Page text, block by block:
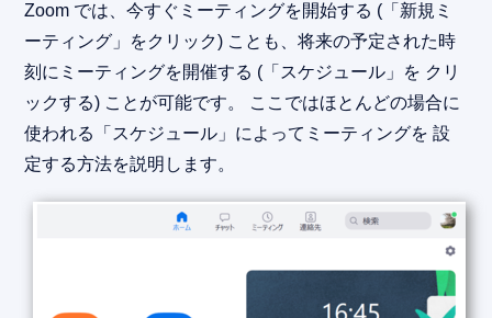
Zoom では、今すぐミーティングを開始する (「新規ミ
ーティング」をクリック) ことも、将来の予定された時
刻にミーティングを開催する (「スケジュール」を クリ
ックする) ことが可能です。 ここではほとんどの場合に
使われる「スケジュール」によってミーティングを 設
定する方法を説明します。